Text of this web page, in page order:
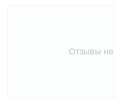
Отзывы не